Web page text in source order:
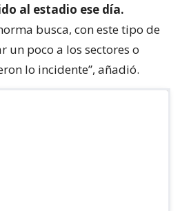
al estadio ese día.
busca, con este tipo de
un poco a los sectores o
lo incidente”, añadió.